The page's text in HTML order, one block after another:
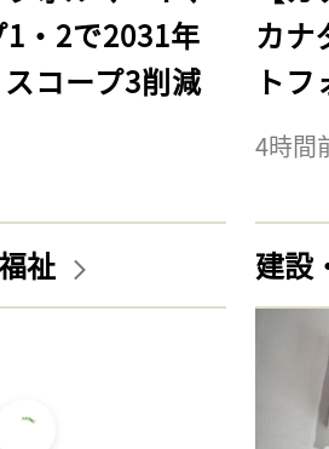
・2で2031年
コープ3削減
カナ
ト
4時間
祉 建設